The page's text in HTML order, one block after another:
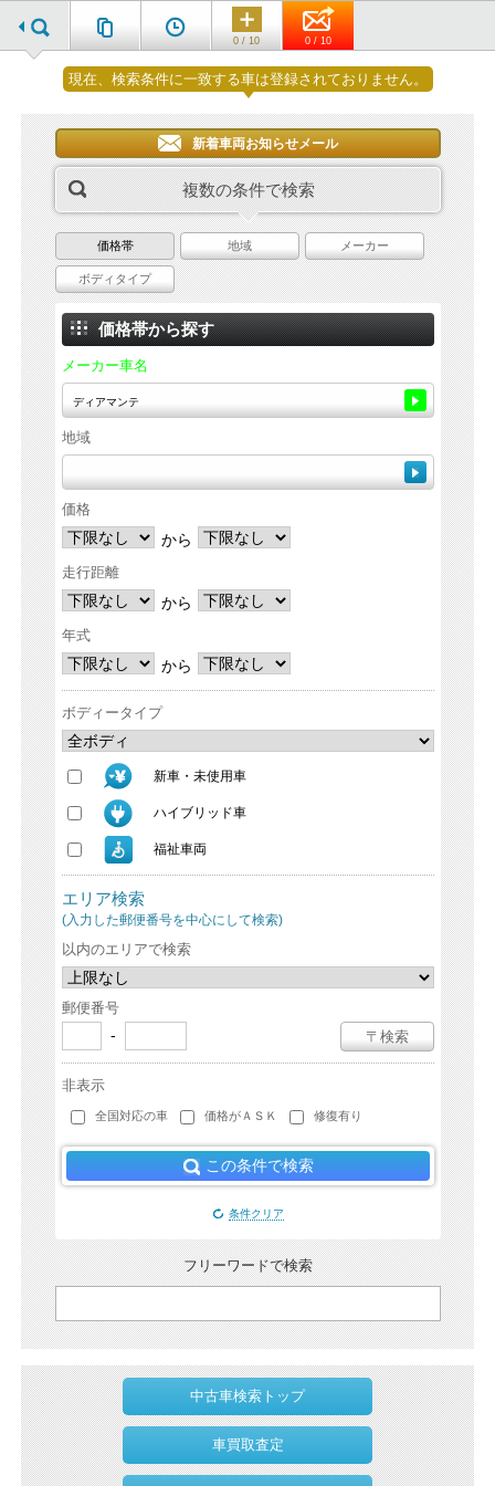
0 / 10 0 / 10
現在、検索条件に一致する車は登録されておりません。
新着車両お知らせメール
複数の条件で検索
価格帯 地域 メーカー
ボディタイプ
価格帯から探す
メーカー車名
地域
価格
から
走行距離
から
年式
から
ボディータイプ
新車・未使用車
ハイブリッド車
福祉車両
エリア検索
(入力した郵便番号を中心にして検索)
以内のエリアで検索
郵便番号
- 〒検索
非表示
全国対応の車 価格がＡＳＫ 修復有り
この条件で検索
条件クリア
フリーワードで検索
中古車検索トップ
車買取査定